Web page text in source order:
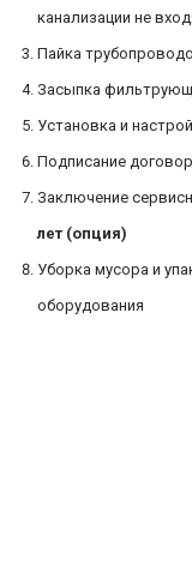
канализации не
Пайка
Засыпка
Установка и
Подписание
Заключение
лет (опция)
Уборка мусора и
оборудования